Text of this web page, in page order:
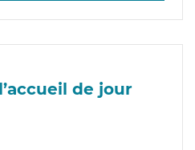
de jour